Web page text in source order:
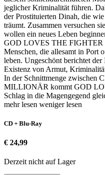
jeglicher Kriminalität führen.
der Prostituierten Dinah, die
träumt. Zusammen versuchen
wollen ein neues Leben
GOD LOVES THE FIGHTER
Menschen, die allesamt in Port
leben. Ungeschönt berichtet
Existenz von Armut,
In der Schnittmenge
MILLIONÄR kommt GOD
Schlag in die Magengegend
mehr lesen weniger lesen
CD + Blu-Ray
€ 24,99
Derzeit nicht auf Lager